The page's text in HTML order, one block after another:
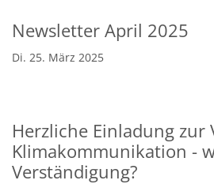
Newsletter April 2025
Di. 25. März 2025
Herzliche Einladung zur
Klimakommunikation -
Verständigung?